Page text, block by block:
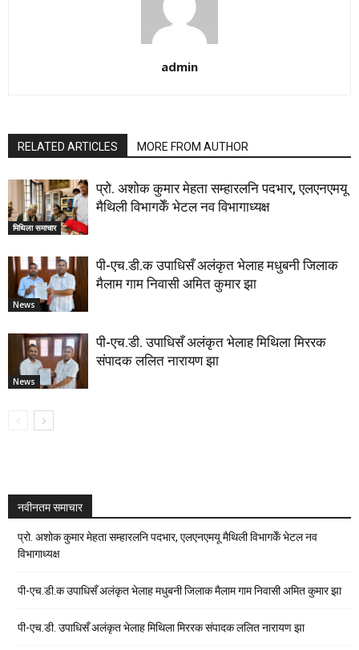
admin
RELATED ARTICLES MORE FROM AUTHOR
मिथिला समाचार
प्रो. अशोक कुमार मेहता सम्हारलनि पदभार, एलएनएमयू
मैथिली विभागकेँ भेटल नव विभागाध्यक्ष
News
पी-एच.डी.क उपाधिसँ अलंकृत भेलाह मधुबनी जिलाक
मैलाम गाम निवासी अमित कुमार झा
News
पी-एच.डी. उपाधिसँ अलंकृत भेलाह मिथिला मिररक
संपादक ललित नारायण झा
नवीनतम समाचार
प्रो. अशोक कुमार मेहता सम्हारलनि पदभार, एलएनएमयू मैथिली विभागकेँ भेटल नव
विभागाध्यक्ष
पी-एच.डी.क उपाधिसँ अलंकृत भेलाह मधुबनी जिलाक मैलाम गाम निवासी अमित कुमार झा
पी-एच.डी. उपाधिसँ अलंकृत भेलाह मिथिला मिररक संपादक ललित नारायण झा